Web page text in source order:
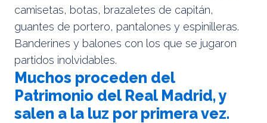
camisetas, botas, brazaletes de capitán,
guantes de portero, pantalones y espinilleras.
Banderines y balones con los que se jugaron
partidos inolvidables.
Muchos proceden del
Patrimonio del Real Madrid, y
salen a la luz por primera vez.